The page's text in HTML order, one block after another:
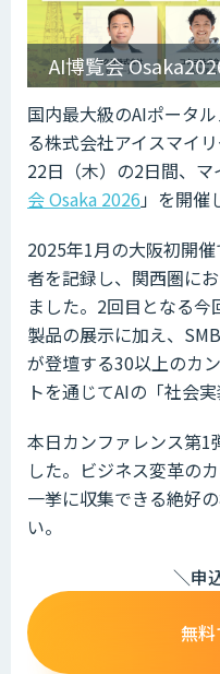
AI博覧会
国内最大級のAIポータ
る株式会社アイスマイ
22日（木）の2日間、
会 Osaka 2026」を開催
2025年1月の大阪初開
者を記録し、関西圏に
ました。2回目となる
製品の展示に加え、
が登壇する30以上のカ
トを通じてAIの「社会
本日カンファレンス第1
した。ビジネス変革の
一挙に収集できる絶好
い。
＼申
無